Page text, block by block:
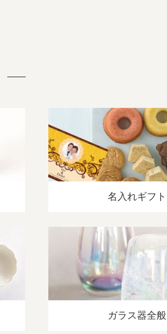
名入れギフト
ガラス器全般